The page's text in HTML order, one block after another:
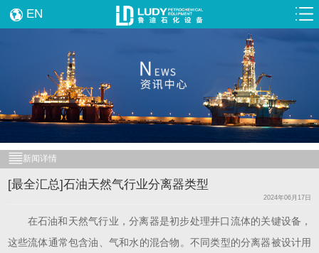
EN
新闻详情
[最全汇总]石油天然气行业分离器类型
2024年06月17日
在石油和天然气行业，分离器是初步处理井口流体的关键设备，
这些流体通常包含油、气和水的混合物。不同类型的分离器被设计用